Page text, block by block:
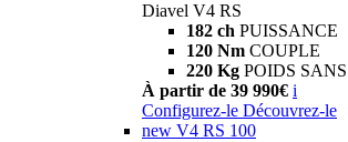
Diavel V4 RS
182 ch PUISSANCE
120 Nm COUPLE
220 Kg POIDS
À partir de 39 990€ i
Configurez-le Découvrez-le
new V4 RS 100